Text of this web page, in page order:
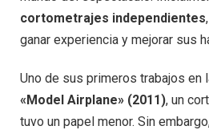
cortometrajes independientes
ganar experiencia y mejorar sus
Uno de sus primeros trabajos en
«Model Airplane» (2011), un
tuvo un papel menor. Sin